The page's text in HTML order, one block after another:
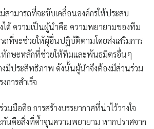
ามารถที่จะขับเคลื่อนองค์กรให้ประสบ
ได้ ความเป็นผู้นำคือ ความพยายามของทีม
ถที่จะช่วยให้ผู้อื่นปฏิบัติตามโดยส่งเสริมการ
กษะหลักที่ช่วยให้ทีมและพันธมิตรอื่นๆ
งมีประสิทธิภาพ ดังนั้นผู้นำจึงต้องมีส่วนร่วม
การสำเร็จ
มมือคือ การสร้างบรรยากาศที่น่าไว้วางใจ
กันคือสิ่งที่ค้ำจุนความพยายาม หากปราศจาก